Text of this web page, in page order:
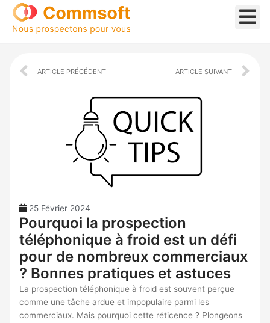
Aller
contenu
Prev
ARTICLE PRÉCÉDENT ARTICLE SUIVANT
25 Février 2024
Pourquoi la prospection
téléphonique à froid est un défi
pour de nombreux commerciaux
? Bonnes pratiques et astuces
La prospection téléphonique à froid est souvent perçue
comme une tâche ardue et impopulaire parmi les
commerciaux. Mais pourquoi cette réticence ? Plongeons